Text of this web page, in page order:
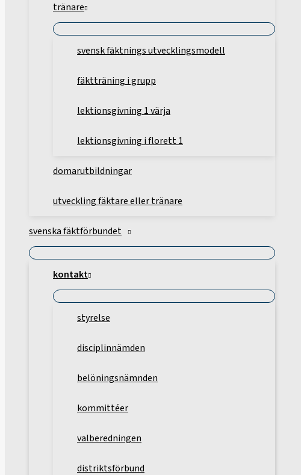
tränare
svensk fäktnings utvecklingsmodell
fäktträning i grupp
lektionsgivning 1 värja
lektionsgivning i florett 1
domarutbildningar
utveckling fäktare eller tränare
svenska fäktförbundet
kontakt
styrelse
disciplinnämden
belöningsnämnden
kommittéer
valberedningen
distriktsförbund